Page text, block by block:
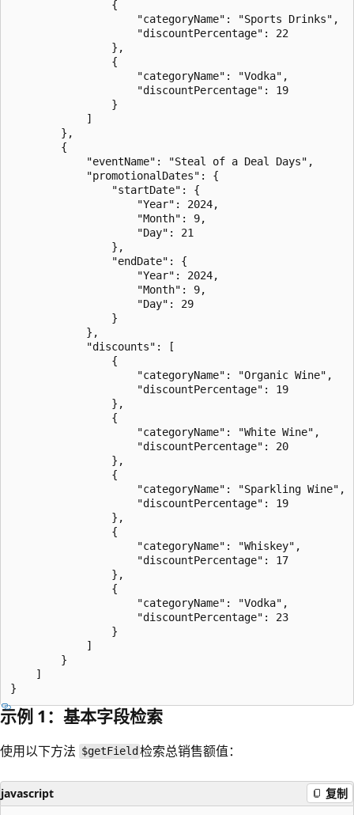
                {
                    "categoryName": "Sports Drinks",
                    "discountPercentage": 22
                },
                {
                    "categoryName": "Vodka",
                    "discountPercentage": 19
                }
            ]
        },
        {
            "eventName": "Steal of a Deal Days",
            "promotionalDates": {
                "startDate": {
                    "Year": 2024,
                    "Month": 9,
                    "Day": 21
                },
                "endDate": {
                    "Year": 2024,
                    "Month": 9,
                    "Day": 29
                }
            },
            "discounts": [
                {
                    "categoryName": "Organic Wine",
                    "discountPercentage": 19
                },
                {
                    "categoryName": "White Wine",
                    "discountPercentage": 20
                },
                {
                    "categoryName": "Sparkling Wine",
                    "discountPercentage": 19
                },
                {
                    "categoryName": "Whiskey",
                    "discountPercentage": 17
                },
                {
                    "categoryName": "Vodka",
                    "discountPercentage": 23
                }
            ]
        }
    ]
示例 1：基本字段检索
使用以下方法 $getField 检索总销售额值：
javascript 复制